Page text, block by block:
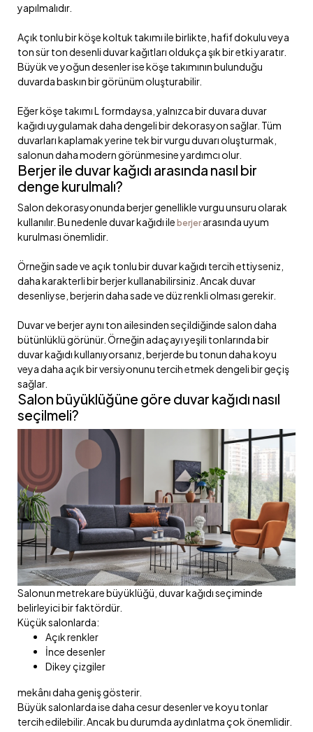
yapılmalıdır.
Açık tonlu bir köşe koltuk takımı ile birlikte, hafif dokulu veya
ton sür ton desenli duvar kağıtları oldukça şık bir etki yaratır.
Büyük ve yoğun desenler ise köşe takımının bulunduğu
duvarda baskın bir görünüm oluşturabilir.
Eğer köşe takımı L formdaysa, yalnızca bir duvara duvar
kağıdı uygulamak daha dengeli bir dekorasyon sağlar. Tüm
duvarları kaplamak yerine tek bir vurgu duvarı oluşturmak,
salonun daha modern görünmesine yardımcı olur.
Berjer ile duvar kağıdı arasında nasıl bir
denge kurulmalı?
Salon dekorasyonunda berjer genellikle vurgu unsuru olarak
kullanılır. Bu nedenle duvar kağıdı ile berjerarasında uyum
kurulması önemlidir.
Örneğin sade ve açık tonlu bir duvar kağıdı tercih ettiyseniz,
daha karakterli bir berjer kullanabilirsiniz. Ancak duvar
desenliyse, berjerin daha sade ve düz renkli olması gerekir.
Duvar ve berjer aynı ton ailesinden seçildiğinde salon daha
bütünlüklü görünür. Örneğin adaçayı yeşili tonlarında bir
duvar kağıdı kullanıyorsanız, berjerde bu tonun daha koyu
veya daha açık bir versiyonunu tercih etmek dengeli bir geçiş
sağlar.
Salon büyüklüğüne göre duvar kağıdı nasıl
seçilmeli?
Salonun metrekare büyüklüğü, duvar kağıdı seçiminde
belirleyici bir faktördür.
Küçük salonlarda:
Açık renkler
İnce desenler
Dikey çizgiler
mekânı daha geniş gösterir.
Büyük salonlarda ise daha cesur desenler ve koyu tonlar
tercih edilebilir. Ancak bu durumda aydınlatma çok önemlidir.